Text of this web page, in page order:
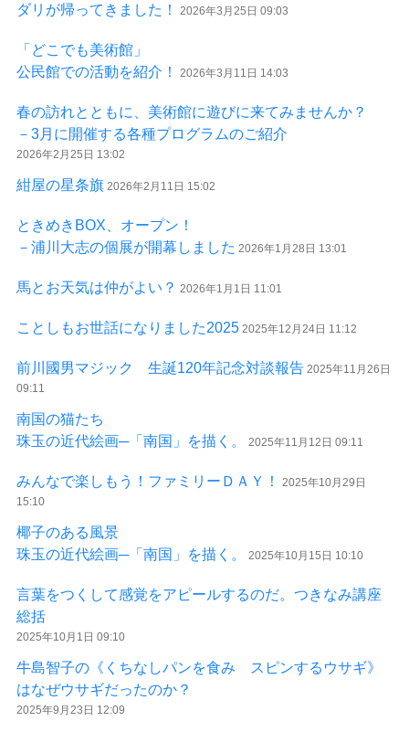
ダリが帰ってきました！ 2026年3月25日 09:03
「どこでも美術館」
公民館での活動を紹介！
2026年3月11日 14:03
春の訪れとともに、美術館に遊びに来てみませんか？
－3月に開催する各種プログラムのご紹介
2026年2月25日 13:02
紺屋の星条旗 2026年2月11日 15:02
ときめきBOX、オープン！
－浦川大志の個展が開幕しました 2026年1月28日 13:01
馬とお天気は仲がよい？ 2026年1月1日 11:01
ことしもお世話になりました2025 2025年12月24日 11:12
前川國男マジック 生誕120年記念対談報告 2025年11月26日
09:11
南国の猫たち
珠玉の近代絵画─「南国」を描く。
2025年11月12日 09:11
みんなで楽しもう！ファミリーＤＡＹ！
2025年10月29日
15:10
椰子のある風景
珠玉の近代絵画─「南国」を描く。
2025年10月15日 10:10
言葉をつくして感覚をアピールするのだ。つきなみ講座
総括
2025年10月1日 09:10
牛島智子の《くちなしパンを食み スピンするウサギ》
はなぜウサギだったのか？
2025年9月23日 12:09